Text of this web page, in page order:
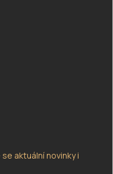
aktuální novinky i